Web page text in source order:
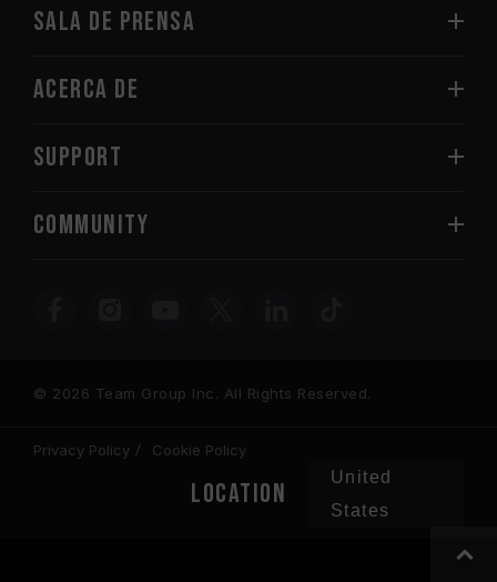
Sala de prensa
Acerca de
SUPPORT
COMMUNITY
© 2026 Team Group Inc. All Rights Reserved.
Privacy Policy Cookie Policy
Location
United
States